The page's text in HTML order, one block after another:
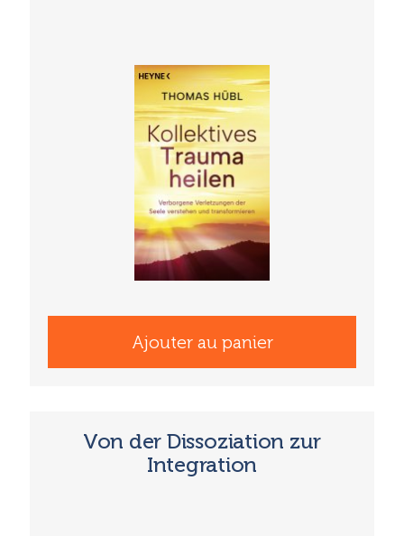
Ajouter au panier
Von der Dissoziation zur
Integration